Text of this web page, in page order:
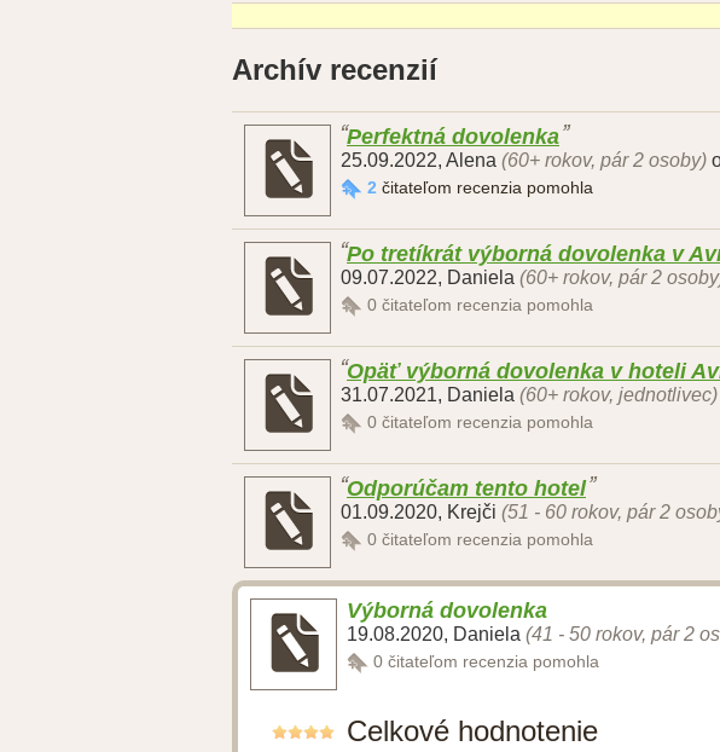
Archív recenzií
Perfektná dovolenka
25.09.2022, Alena (60+ rokov, pár 2 osoby)
2 čitateľom recenzia pomohla
Po tretíkrát výborná dovolenka v
09.07.2022, Daniela (60+ rokov, pár 2
0 čitateľom recenzia pomohla
Opäť výborná dovolenka v hoteli
31.07.2021, Daniela (60+ rokov, jednotlivec)
0 čitateľom recenzia pomohla
Odporúčam tento hotel
01.09.2020, Krejči (51 - 60 rokov, pár 2
0 čitateľom recenzia pomohla
Výborná dovolenka
19.08.2020, Daniela (41 - 50 rokov, pár 2
0 čitateľom recenzia pomohla
Celkové hodnotenie